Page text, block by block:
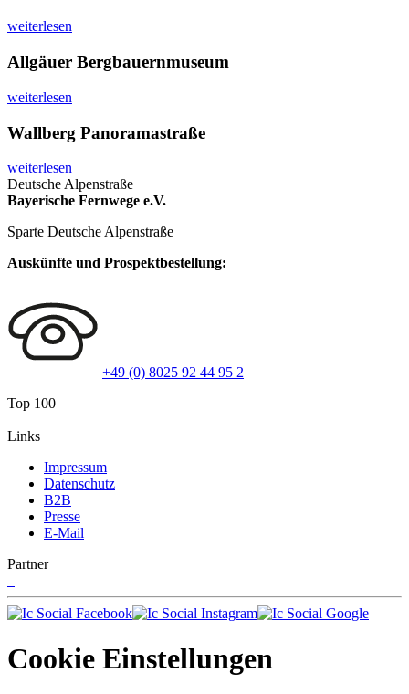
weiterlesen
Allgäuer Bergbauernmuseum
weiterlesen
Wallberg Panoramastraße
weiterlesen
Deutsche Alpenstraße
Bayerische Fernwege e.V.
Sparte Deutsche Alpenstraße
Auskünfte und Prospektbestellung:
+49 (0) 8025 92 44 95 2
Top 100
Links
Impressum
Datenschutz
B2B
Presse
E-Mail
Partner
Cookie Einstellungen